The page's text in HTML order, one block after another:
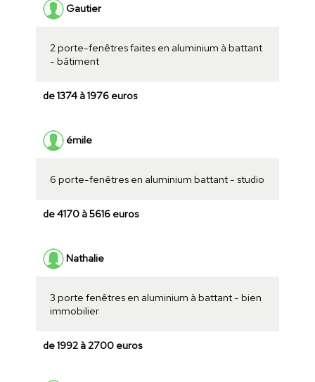
Gautier
2 porte-fenêtres faites en aluminium à battant
- bâtiment
de 1374 à 1976 euros
émile
6 porte-fenêtres en aluminium battant - studio
de 4170 à 5616 euros
Nathalie
3 porte fenêtres en aluminium à battant - bien
immobilier
de 1992 à 2700 euros